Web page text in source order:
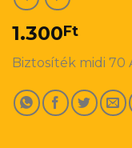
1.300Ft
Biztosíték midi 70